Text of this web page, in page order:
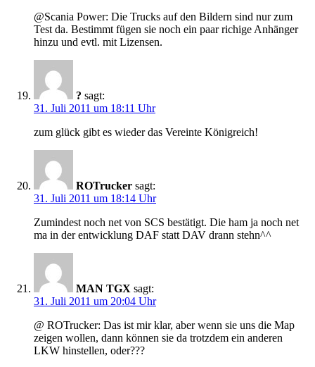
@Scania Power: Die Trucks auf den Bildern sind nur zum
Test da. Bestimmt fügen sie noch ein paar richige Anhänger
hinzu und evtl. mit Lizensen.
? sagt:
31. Juli 2011 um 18:11 Uhr
zum glück gibt es wieder das Vereinte Königreich!
ROTrucker sagt:
31. Juli 2011 um 18:14 Uhr
Zumindest noch net von SCS bestätigt. Die ham ja noch net
ma in der entwicklung DAF statt DAV drann stehn^^
MAN TGX sagt:
31. Juli 2011 um 20:04 Uhr
@ ROTrucker: Das ist mir klar, aber wenn sie uns die Map
zeigen wollen, dann können sie da trotzdem ein anderen
LKW hinstellen, oder???